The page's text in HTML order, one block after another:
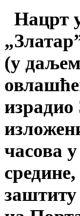
Нацрт
(у
израдио
часова